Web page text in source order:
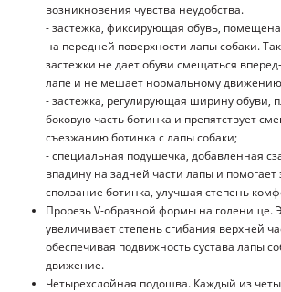
возникновения чувства неудобства.
- застежка, фиксирующая обувь,
на передней поверхности лапы собаки.
застежки не дает обуви смещаться
лапе и не мешает нормальному
- застежка, регулирующая ширину обуви,
боковую часть ботинка и препятствует
съезжанию ботинка с лапы собаки;
- специальная подушечка, добавленная
впадину на задней части лапы и помогает
сползание ботинка, улучшая степень
Прорезь V-образной формы на голенище.
увеличивает степень сгибания верхней
обеспечивая подвижность сустава лапы
движение.
Четырехслойная подошва. Каждый из